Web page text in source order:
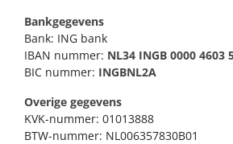
Bankgegevens
Bank: ING bank
IBAN nummer: NL34 INGB 0000 4603
BIC nummer: INGBNL2A
Overige gegevens
KVK-nummer: 01013888
BTW-nummer: NL006357830B01